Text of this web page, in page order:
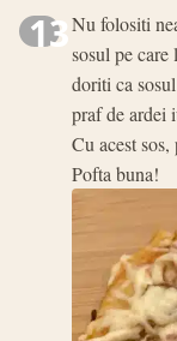
13Nu folositi
sosul pe
doriti ca
praf de ardei
Cu acest
Pofta buna!